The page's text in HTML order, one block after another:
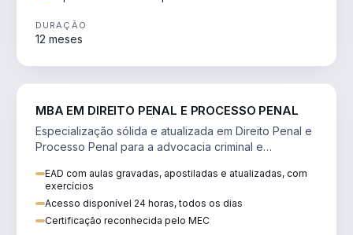
DURAÇÃO
12 meses
MBA EM DIREITO PENAL E PROCESSO PENAL
Especialização sólida e atualizada em Direito Penal e
Processo Penal para a advocacia criminal e
EAD com aulas gravadas, apostiladas e atualizadas, com
exercícios
Acesso disponível 24 horas, todos os dias
Certificação reconhecida pelo MEC